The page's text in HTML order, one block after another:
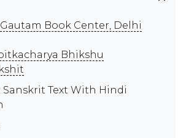
Gautam Book Center, Delhi
Bhikshu
Sanskrit Text With Hindi